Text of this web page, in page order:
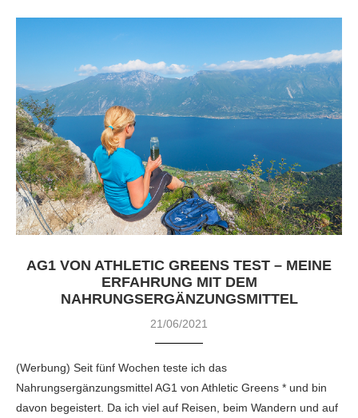
AG1 VON ATHLETIC GREENS TEST – MEINE
ERFAHRUNG MIT DEM
NAHRUNGSERGÄNZUNGSMITTEL
21/06/2021
(Werbung) Seit fünf Wochen teste ich das
Nahrungsergänzungsmittel AG1 von Athletic Greens * und bin
davon begeistert. Da ich viel auf Reisen, beim Wandern und auf